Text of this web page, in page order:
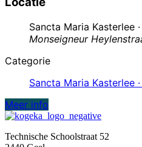
Sancta Maria Kasterlee
Monseigneur
Categorie
Sancta Maria Kasterlee
Meer info
Technische Schoolstraat 52